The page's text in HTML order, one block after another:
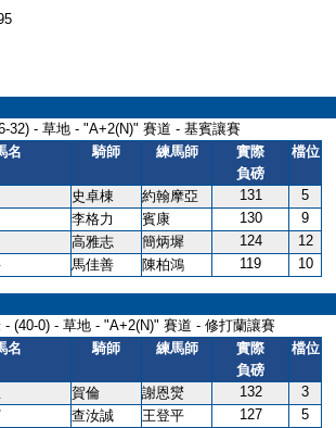
32) - 草地 - "A+2(N)" 賽道 - 基賓讓賽
名 騎師 練馬師
實際
負磅
檔位
史卓棟 約翰摩亞 131
5
李格力 賓康 130
9
高雅志 簡炳墀 124
12
馬佳善 陳柏鴻 119 10
(40-0) - 草地 - "A+2(N)" 賽道 - 修打蘭讓賽
名 騎師 練馬師
實際
負磅
檔位
賀倫 謝恩爕 132
3
查汝誠 王登平 127
5